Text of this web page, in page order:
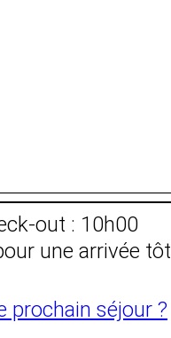
out : 10h00
une arrivée
prochain séjour ?